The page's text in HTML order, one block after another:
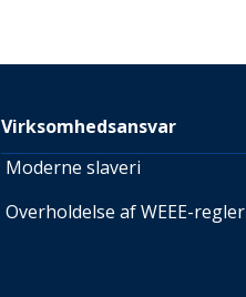
Virksomhedsansvar
Moderne slaveri
Overholdelse af WEEE-regler